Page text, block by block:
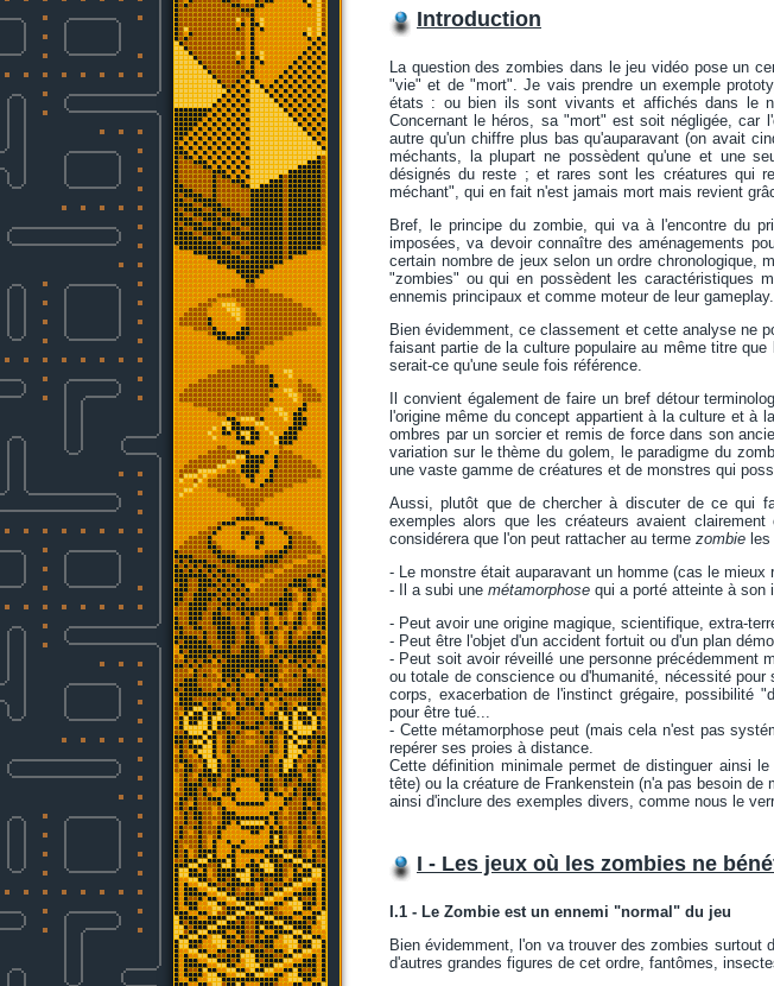
Introduction
La question des zombies dans le jeu vidéo pose un
"vie" et de "mort". Je vais prendre un exemple
états : ou bien ils sont vivants et affichés dans le
Concernant le héros, sa "mort" est soit négligée, car
autre qu'un chiffre plus bas qu'auparavant (on avait
méchants, la plupart ne possèdent qu'une et une
désignés du reste ; et rares sont les créatures qui
méchant", qui en fait n'est jamais mort mais revient
Bref, le principe du zombie, qui va à l'encontre du
imposées, va devoir connaître des aménagements
certain nombre de jeux selon un ordre chronologique,
"zombies" ou qui en possèdent les caractéristiques
ennemis principaux et comme moteur de leur gameplay.
Bien évidemment, ce classement et cette analyse ne
faisant partie de la culture populaire au même titre
serait-ce qu'une seule fois référence.
Il convient également de faire un bref détour
l'origine même du concept appartient à la culture et à
ombres par un sorcier et remis de force dans son
variation sur le thème du golem, le paradigme du
une vaste gamme de créatures et de monstres qui
Aussi, plutôt que de chercher à discuter de ce qui
exemples alors que les créateurs avaient
considérera que l'on peut rattacher au terme zombie
- Le monstre était auparavant un homme (cas le
- Il a subi une métamorphose qui a porté atteinte à son
- Peut avoir une origine magique, scientifique, extra-
- Peut être l'objet d'un accident fortuit ou d'un plan
- Peut soit avoir réveillé une personne précédemment
ou totale de conscience ou d'humanité, nécessité
corps, exacerbation de l'instinct grégaire, possibilité
pour être tué...
- Cette métamorphose peut (mais cela n'est pas
repérer ses proies à distance.
Cette définition minimale permet de distinguer ainsi
tête) ou la créature de Frankenstein (n'a pas besoin
ainsi d'inclure des exemples divers, comme nous le
I - Les jeux où les zombies ne
I.1 - Le Zombie est un ennemi "normal" du jeu
Bien évidemment, l'on va trouver des zombies
d'autres grandes figures de cet ordre, fantômes,